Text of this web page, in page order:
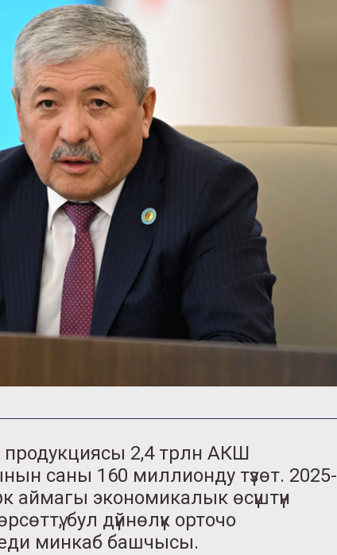
продукциясы 2,4 трлн АКШ
саны 160 миллионду түзөт. 2025-
экономикалык өсүштүн
бул дүйнөлүк орточо
минкаб башчысы.